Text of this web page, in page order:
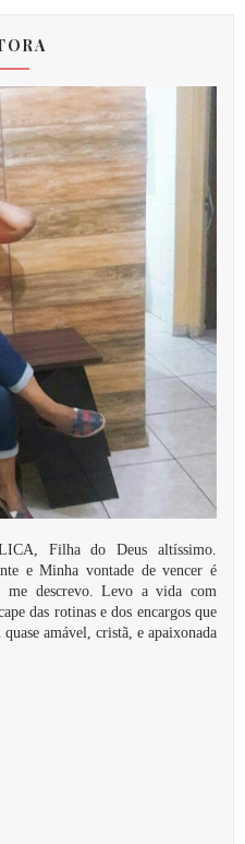
Filha do Deus altíssimo.
e Minha vontade de vencer é
me descrevo. Levo a vida com
das rotinas e dos encargos que
amável, cristã, e apaixonada